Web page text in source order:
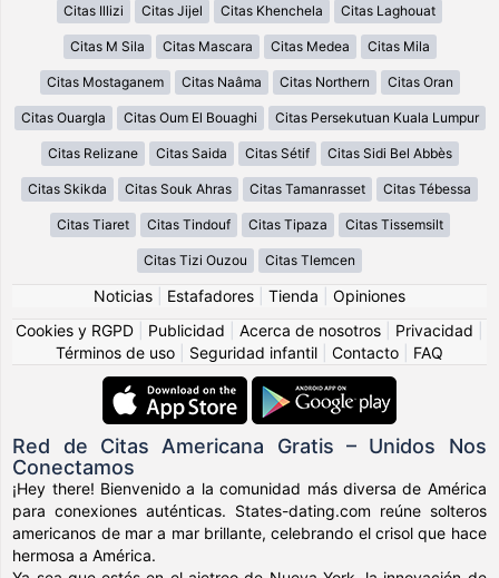
Citas Illizi Citas Jijel Citas Khenchela Citas Laghouat
Citas M Sila Citas Mascara Citas Medea Citas Mila
Citas Mostaganem Citas Naâma Citas Northern Citas Oran
Citas Ouargla Citas Oum El Bouaghi Citas Persekutuan Kuala Lumpur
Citas Relizane Citas Saida Citas Sétif Citas Sidi Bel Abbès
Citas Skikda Citas Souk Ahras Citas Tamanrasset Citas Tébessa
Citas Tiaret Citas Tindouf Citas Tipaza Citas Tissemsilt
Citas Tizi Ouzou Citas Tlemcen
Noticias Estafadores Tienda
Opiniones
Cookies y RGPD
Publicidad Acerca de nosotros Privacidad
Términos de uso
Seguridad infantil Contacto FAQ
Red de Citas Americana Gratis – Unidos Nos
Conectamos
¡Hey there! Bienvenido a la comunidad más diversa de América
para conexiones auténticas. States-dating.com reúne solteros
americanos de mar a mar brillante, celebrando el crisol que hace
hermosa a América.